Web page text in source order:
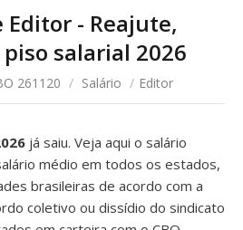
Editor - Reajute,
salarial 2026
261120 / Salário / Editor
já saiu. Veja aqui o salário
médio em todos os estados,
brasileiras de acordo com a
coletivo ou dissídio do sindicato